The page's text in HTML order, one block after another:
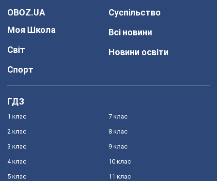
OBOZ.UA
Моя Школа
Світ
Спорт
Суспільство
Всі новини
Новини освіти
ГДЗ
1 клас
2 клас
3 клас
4 клас
5 клас
7 клас
8 клас
9 клас
10 клас
11 клас